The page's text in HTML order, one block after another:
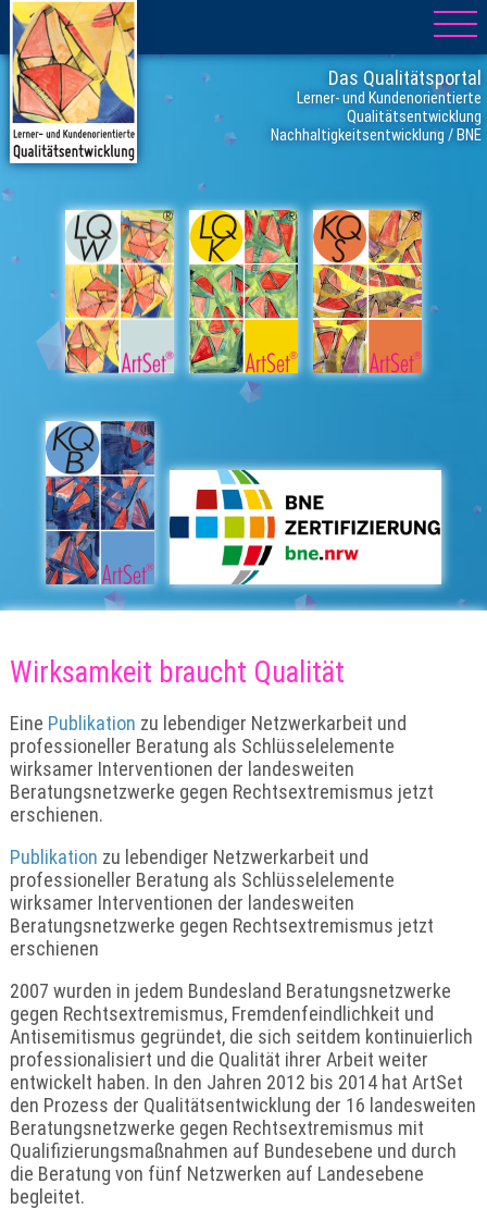
Das Qualitätsportal
Lerner- und Kundenorientierte
Qualitätsentwicklung
Nachhaltigkeitsentwicklung / BNE
Wirksamkeit braucht Qualität
Eine Publikation zu lebendiger Netzwerkarbeit und
professioneller Beratung als Schlüsselelemente
wirksamer Interventionen der landesweiten
Beratungsnetzwerke gegen Rechtsextremismus jetzt
erschienen.
Publikation zu lebendiger Netzwerkarbeit und
professioneller Beratung als Schlüsselelemente
wirksamer Interventionen der landesweiten
Beratungsnetzwerke gegen Rechtsextremismus jetzt
erschienen
2007 wurden in jedem Bundesland Beratungsnetzwerke
gegen Rechtsextremismus, Fremdenfeindlichkeit und
Antisemitismus gegründet, die sich seitdem kontinuierlich
professionalisiert und die Qualität ihrer Arbeit weiter
entwickelt haben. In den Jahren 2012 bis 2014 hat ArtSet
den Prozess der Qualitätsentwicklung der 16 landesweiten
Beratungsnetzwerke gegen Rechtsextremismus mit
Qualifizierungsmaßnahmen auf Bundesebene und durch
die Beratung von fünf Netzwerken auf Landesebene
begleitet.